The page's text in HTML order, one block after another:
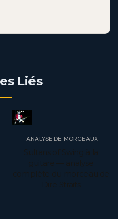
Liés
ANALYSE DE MORCEAUX